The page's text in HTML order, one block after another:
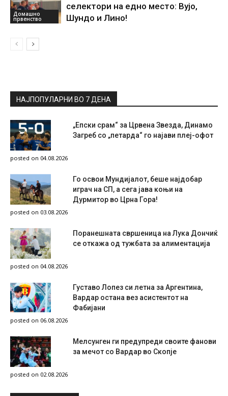
Домашно
првенство
селектори на едно место: Вујо,
Шундо и Лино!
НАЈПОПУЛАРНИ ВО 7 ДЕНА
„Епски срам“ за Црвена Звезда, Динамо
Загреб со „петарда“ го најави плеј-офот
posted on 04.08.2026
Го освои Мундијалот, беше најдобар
играч на СП, а сега јава коњи на
Дурмитор во Црна Гора!
posted on 03.08.2026
Поранешната свршеница на Лука Дончиќ
се откажа од тужбата за алиментација
posted on 04.08.2026
Густаво Лопез си летна за Аргентина,
Вардар остана вез асистентот на
Фабијани
posted on 06.08.2026
Мелсунген ги предупреди своите фанови
за мечот со Вардар во Скопје
posted on 02.08.2026